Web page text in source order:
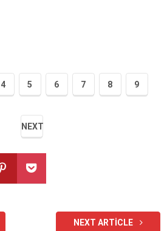
4 5 6 7 8 9
NEXT
NEXT ARTICLE